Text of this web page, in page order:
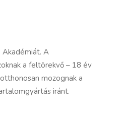
Akadémiát. A
a feltörekvő – 18 év
mozognak a
iránt.